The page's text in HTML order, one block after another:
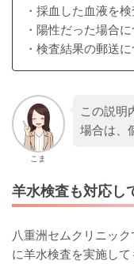
・採血した血液を
・陽性だった場合
・検査結果の郵送
こま
この説明
場合は、
羊水検査も対応し
八重洲セムクリニッ
に羊水検査を実施して